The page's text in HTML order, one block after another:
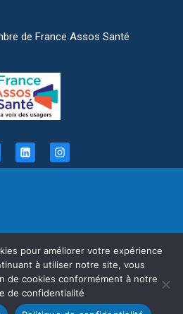
de France Assos Santé
légales
Souffrant du Syndrome de l’Intestin
Irritable.
d’intérêt général et agréée par le
pour améliorer votre expérience
à utiliser notre site, vous
de cookies conformément à notre
de confidentialité